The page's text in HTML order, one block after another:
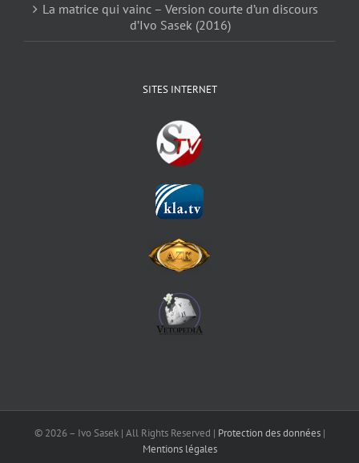
La matrice qui vainc – Version courte d’un discours
d’Ivo Sasek (2016)
SITES INTERNET
© 2026 – Ivo Sasek | All Rights Reserved | Protection des données|
Mentions légales